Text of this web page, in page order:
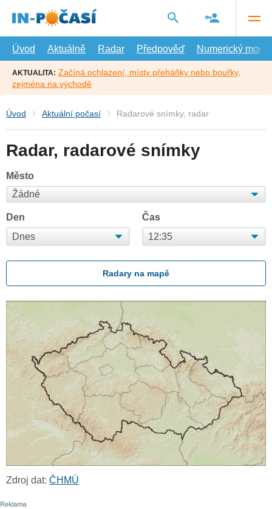
hlavní
Úvod
Aktuálně Radar Předpověď Numerický model
AKTUALITA: Začíná ochlazení, místy přeháňky nebo bouřky,
zejména na východě
Úvod Aktuální počasí Radarové snímky, radar
Radar, radarové snímky
Město
Den Čas
Radary na mapě
Zdroj dat: ČHMÚ